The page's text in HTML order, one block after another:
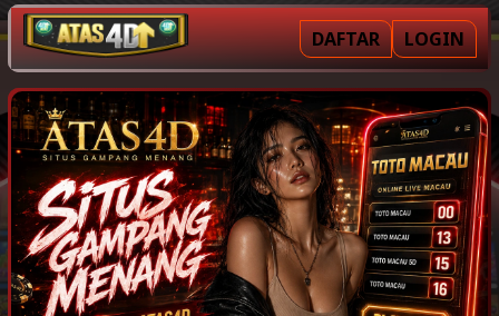
DAFTAR LOGIN